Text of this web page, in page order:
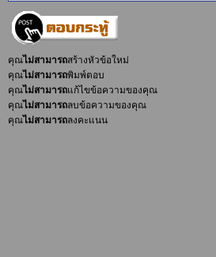
คุณไม่สามารถสร้างหัวข้อใหม่
คุณไม่สามารถพิมพ์ตอบ
คุณไม่สามารถแก้ไขข้อความของคุณ
คุณไม่สามารถลบข้อความของคุณ
คุณไม่สามารถลงคะแนน